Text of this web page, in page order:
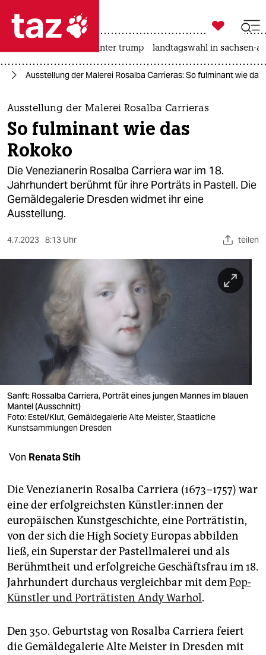
 taz zahl ich
taz zahl ich
themen
politik
öko
gesellschaft
kultur
sport
wahrheit
veranstaltungen
shop
unterstützen
abo
genossenschaft
epaper login

taz zahl ich
usa unter trump landtagswahl in sachsen-
Ausstellung der Malerei Rosalba Carrieras: So fulminant wie das
Ausstellung der Malerei Rosalba Carrieras
So fulminant wie das
Rokoko
Die Venezianerin Rosalba Carriera war im 18.
Jahrhundert berühmt für ihre Porträts in Pastell. Die
Gemäldegalerie Dresden widmet ihr eine
Ausstellung.
4.7.2023 8:13 Uhr teilen
Sanft: Rossalba Carriera, Porträt eines jungen Mannes im blauen
Mantel (Ausschnitt)
Foto: Estel/Klut, Gemäldegalerie Alte Meister, Staatliche
Kunstsammlungen Dresden
Von Renata Stih
Die Venezianerin Rosalba Carriera (1673–1757) war
eine der erfolgreichsten Künst­le­r:in­nen der
europäischen Kunstgeschichte, eine Porträtistin,
von der sich die High Society Europas abbilden
ließ, ein Superstar der Pastellmalerei und als
Berühmtheit und erfolgreiche Geschäftsfrau im 18.
Jahrhundert durchaus vergleichbar mit demPop-
Künstler und Porträtisten Andy Warhol.
Den 350. Geburtstag von Rosalba Carriera feiert
die Gemäldegalerie Alte Meister in Dresden mit